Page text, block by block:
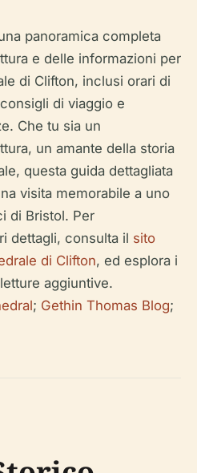
panoramica completa
e delle informazioni per
di Clifton, inclusi orari di
di viaggio e
Che tu sia un
un amante della storia
questa guida dettagliata
visita memorabile a uno
di Bristol. Per
dettagli, consulta il sito
di Clifton, ed esplora i
aggiuntive.
; Gethin Thomas Blog;